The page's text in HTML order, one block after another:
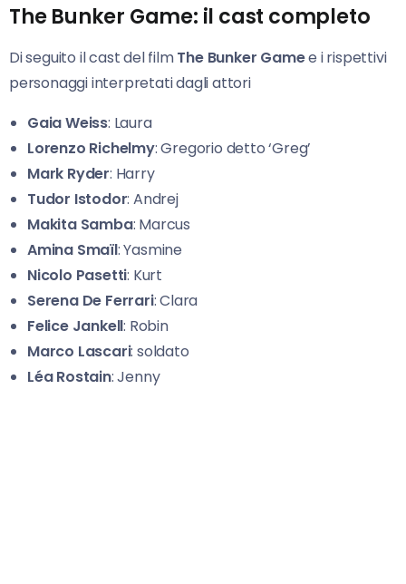
The Bunker Game: il cast completo
Di seguito il cast del filmThe Bunker Gamee i rispettivi
personaggi interpretati dagli attori
Gaia Weiss: Laura
Lorenzo Richelmy: Gregorio detto ‘Greg’
Mark Ryder: Harry
Tudor Istodor: Andrej
Makita Samba: Marcus
Amina Smaïl: Yasmine
Nicolo Pasetti: Kurt
Serena De Ferrari: Clara
Felice Jankell: Robin
Marco Lascari: soldato
Léa Rostain: Jenny